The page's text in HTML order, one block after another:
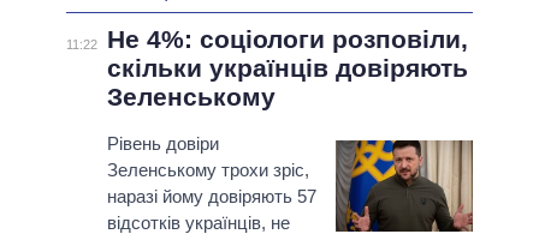
11:22
Не 4%: соціологи розповіли,
скільки українців довіряють
Зеленському
Рівень довіри
Зеленському трохи зріс,
наразі йому довіряють 57
відсотків українців, не